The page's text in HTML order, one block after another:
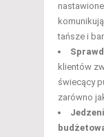
tańsze i
klientów
świecący
zarówno